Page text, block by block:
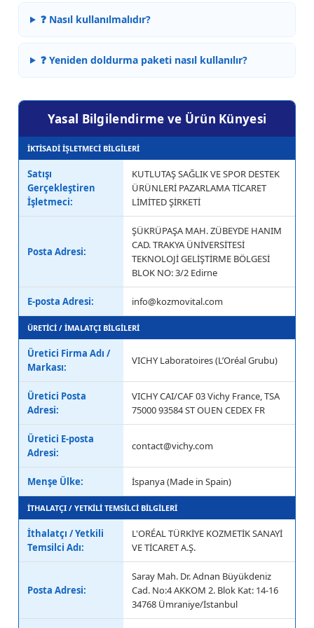
❓ Nasıl kullanılmalıdır?
❓ Yeniden doldurma paketi nasıl kullanılır?
Yasal Bilgilendirme ve Ürün Künyesi
İKTİSADİ İŞLETMECİ BİLGİLERİ
Satışı
Gerçekleştiren
İşletmeci:
KUTLUTAŞ SAĞLIK VE SPOR DESTEK
ÜRÜNLERİ PAZARLAMA TİCARET
LİMİTED ŞİRKETİ
Posta Adresi:
ŞÜKRÜPAŞA MAH. ZÜBEYDE HANIM
CAD. TRAKYA ÜNİVERSİTESİ
TEKNOLOJİ GELİŞTİRME BÖLGESİ
BLOK NO: 3/2 Edirne
E-posta Adresi: info@kozmovital.com
ÜRETİCİ / İMALATÇI BİLGİLERİ
Üretici Firma Adı /
Markası:
VICHY Laboratoires (L’Oréal Grubu)
Üretici Posta
Adresi:
VICHY CAI/CAF 03 Vichy France, TSA
75000 93584 ST OUEN CEDEX FR
Üretici E-posta
Adresi:
contact@vichy.com
Menşe Ülke: İspanya (Made in Spain)
İTHALATÇI / YETKİLİ TEMSİLCİ BİLGİLERİ
İthalatçı / Yetkili
Temsilci Adı:
L'ORÉAL TÜRKİYE KOZMETİK SANAYİ
VE TİCARET A.Ş.
Posta Adresi:
Saray Mah. Dr. Adnan Büyükdeniz
Cad. No:4 AKKOM 2. Blok Kat: 14-16
34768 Ümraniye/İstanbul